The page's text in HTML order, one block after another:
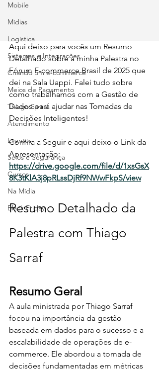
Mobile
Mídias
Logística
Sistemas e Integrações
Criando um e-commerce
Meios de Pagamento
Thiago Sarraf
Atendimento
Eventos
Selos e Segurança
Cursos
Na Mídia
Black Friday
Aqui deixo para vocês um Resumo
Detalhado sobre a minha Palestra no
Fórum E-commerce Brasil de 2025 que
dei na Sala Uappi. Falei tudo sobre
como trabalhamos com a Gestão de
Dados para ajudar nas Tomadas de
Decisões Inteligentes!
Confira a Seguir e aqui deixo o Link da
Apresentação:
https://drive.google.com/file/d/1xsGsX
8K3tKlA3j8pRLssDjRf9NWwFkpS/view
Resumo Detalhado da
Palestra com Thiago
Sarraf
Resumo Geral
A aula ministrada por Thiago Sarraf
focou na importância da gestão
baseada em dados para o sucesso e a
escalabilidade de operações de e-
commerce. Ele abordou a tomada de
decisões fundamentadas em métricas